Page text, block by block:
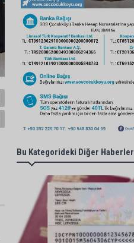
Bu Kategorideki Diğer Haberler